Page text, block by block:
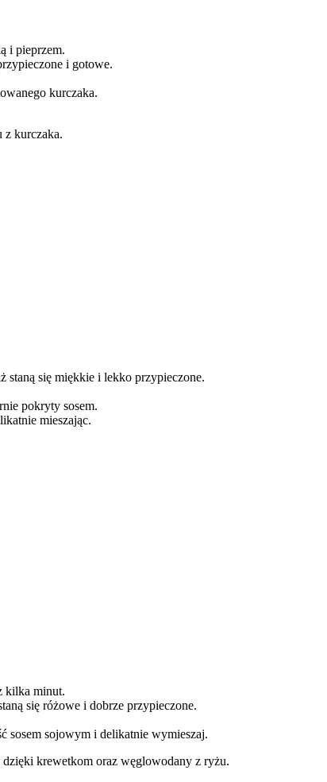
i pieprzem.
i gotowe.
kurczaka.
z kurczaka.
staną się miękkie i lekko przypieczone.
pokryty sosem.
mieszając.
kilka minut.
się różowe i dobrze przypieczone.
sosem sojowym i delikatnie wymieszaj.
krewetkom oraz węglowodany z ryżu.